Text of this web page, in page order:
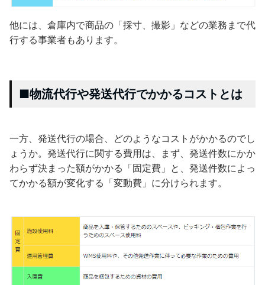
他には、倉庫内で商品の「採寸、撮影」などの業務まで代
行する事業者もあります。
■物流代行や発送代行でかかるコストとは
一方、発送代行の場合、どのようなコストがかかるのでし
ょうか。発送代行に関する費用は、まず、発送件数にかか
わらず決まった額がかかる「固定費」と、発送件数によっ
てかかる額が変化する「変動費」に分けられます。